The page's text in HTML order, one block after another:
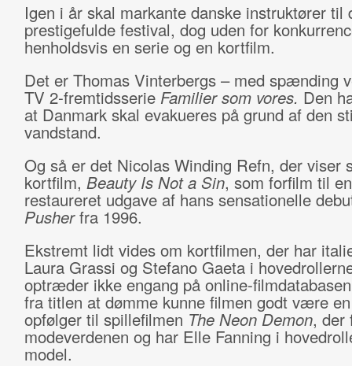
Igen i år skal markante danske instruktører til
prestigefulde festival, dog uden for
henholdsvis en serie og en kortfilm.
Det er Thomas Vinterbergs – med spænding
TV 2-fremtidsserie Familier som vores. Den
at Danmark skal evakueres på grund af den
vandstand.
Og så er det Nicolas Winding Refn, der viser
kortfilm, Beauty Is Not a Sin, som forfilm til en
restaureret udgave af hans sensationelle
Pusherfra 1996.
Ekstremt lidt vides om kortfilmen, der har
Laura Grassi og Stefano Gaeta i
optræder ikke engang på online-
fra titlen at dømme kunne filmen godt være
opfølger til spillefilmen The Neon Demon, der
modeverdenen og har Elle Fanning i
model.